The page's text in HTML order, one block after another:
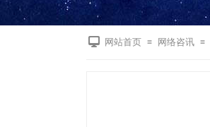
网站首页 ≡ 网络咨讯 ≡